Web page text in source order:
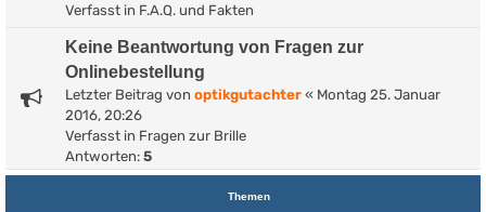
Verfasst in F.A.Q. und Fakten
Keine Beantwortung von Fragen zur
Onlinebestellung
Letzter Beitrag von optikgutachter « Montag 25. Januar
2016, 20:26
Verfasst in Fragen zur Brille
Antworten: 5
Themen